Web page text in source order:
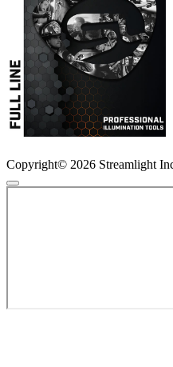
Copyright© 2026 Streamlight